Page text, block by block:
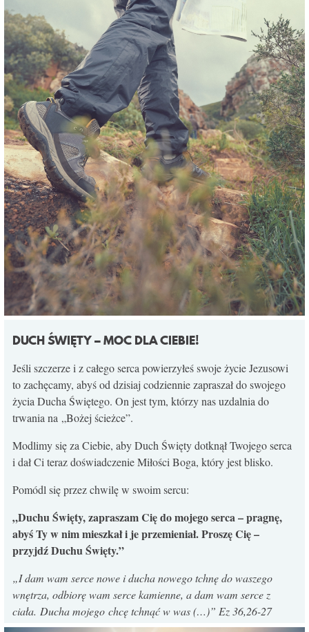
DUCH ŚWIĘTY – MOC DLA CIEBIE!
Jeśli szczerze i z całego serca powierzyłeś swoje życie Jezusowi
to zachęcamy, abyś od dzisiaj codziennie zapraszał do swojego
życia Ducha Świętego. On jest tym, którzy nas uzdalnia do
trwania na „Bożej ścieżce”.
Modlimy się za Ciebie, aby Duch Święty dotknął Twojego serca
i dał Ci teraz doświadczenie Miłości Boga, który jest blisko.
Pomódl się przez chwilę w swoim sercu:
„Duchu Święty, zapraszam Cię do mojego serca – pragnę,
abyś Ty w nim mieszkał i je przemieniał. Proszę Cię –
przyjdź Duchu Święty.”
„I dam wam serce nowe i ducha nowego tchnę do waszego
wnętrza, odbiorę wam serce kamienne, a dam wam serce z
ciała. Ducha mojego chcę tchnąć w was (…)” Ez 36,26-27